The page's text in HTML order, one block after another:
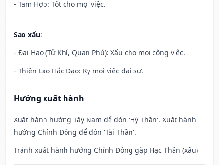
- Tam Hợp: Tốt cho mọi việc.
Sao xấu:
- Đại Hao (Tử Khí, Quan Phú): Xấu cho mọi công việc.
- Thiên Lao Hắc Đạo: Kỵ mọi việc đại sự.
Hướng xuất hành
Xuất hành hướng Tây Nam để đón 'Hỷ Thần'. Xuất hành
hướng Chính Đông để đón 'Tài Thần'.
Tránh xuất hành hướng Chính Đông gặp Hạc Thần (xấu)